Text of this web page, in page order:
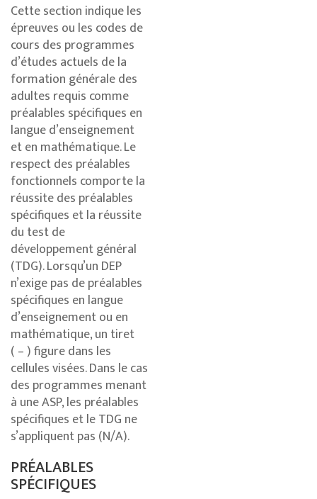
Cette section indique les
épreuves ou les codes de
cours des programmes
d’études actuels de la
formation générale des
adultes requis comme
préalables spécifiques en
langue d’enseignement
et en mathématique. Le
respect des préalables
fonctionnels comporte la
réussite des préalables
spécifiques et la réussite
du test de
développement général
(TDG). Lorsqu’un DEP
n’exige pas de préalables
spécifiques en langue
d’enseignement ou en
mathématique, un tiret
( – ) figure dans les
cellules visées. Dans le cas
des programmes menant
à une ASP, les préalables
spécifiques et le TDG ne
s’appliquent pas (N/A).
PRÉALABLES
SPÉCIFIQUES